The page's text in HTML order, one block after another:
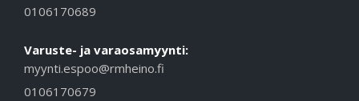
0106170689
Varuste- ja varaosamyynti:
myynti.espoo@rmheino.fi
0106170679